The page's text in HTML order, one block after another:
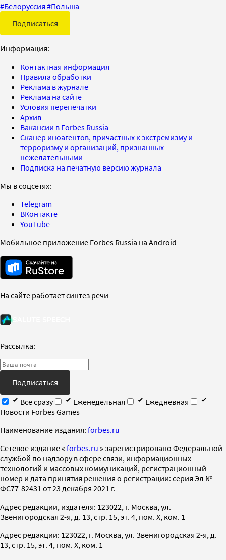
#Белоруссия #Польша
Подписаться
Информация:
Контактная информация
Правила обработки
Реклама в журнале
Реклама на сайте
Условия перепечатки
Архив
Вакансии в Forbes Russia
Сканер иноагентов, причастных к экстремизму и
терроризму и организаций, признанных
нежелательными
Подписка на печатную версию журнала
Мы в соцсетях:
Telegram
ВКонтакте
YouTube
Мобильное приложение Forbes Russia на Android
На сайте работает синтез речи
Рассылка:
Подписаться
Все сразу
Еженедельная
Ежедневная
Новости Forbes Games
Наименование издания: forbes.ru
Cетевое издание « forbes.ru » зарегистрировано Федеральной
службой по надзору в сфере связи, информационных
технологий и массовых коммуникаций, регистрационный
номер и дата принятия решения о регистрации: серия Эл №
ФС77-82431 от 23 декабря 2021 г.
Адрес редакции, издателя: 123022, г. Москва, ул.
Звенигородская 2-я, д. 13, стр. 15, эт. 4, пом. X, ком. 1
Адрес редакции: 123022, г. Москва, ул. Звенигородская 2-я, д.
13, стр. 15, эт. 4, пом. X, ком. 1